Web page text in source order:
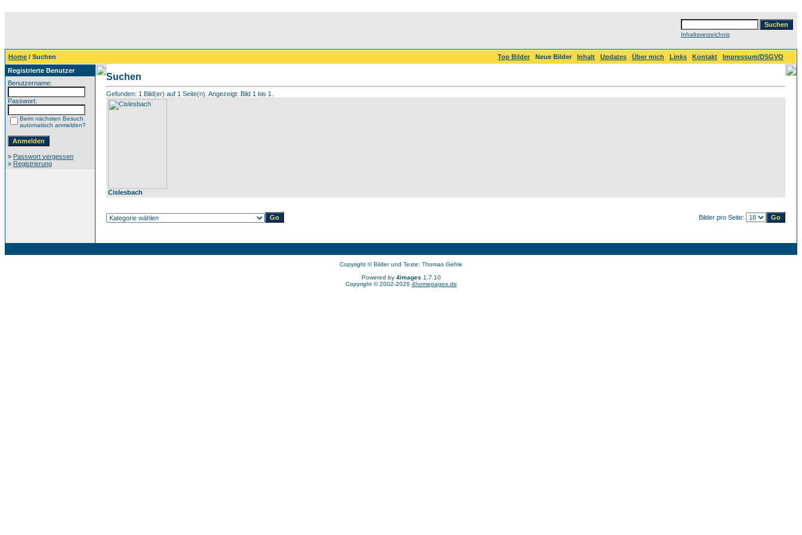
Inhaltsverzeichnis
Home / Suchen Top Bilder Neue Bilder Inhalt Updates Über mich Links Kontakt
Impressum/DSGVO
Registrierte Benutzer
Benutzername:
Passwort:
Beim nächsten Besuch
automatisch anmelden?
» Passwort vergessen
» Registrierung
Suchen
Gefunden: 1 Bild(er) auf 1 Seite(n). Angezeigt: Bild 1 bis 1.
Cislesbach
Bilder pro Seite:
Copyright © Bilder und Texte: Thomas Gehle
Powered by 4images 1.7.10
Copyright © 2002-2026 4homepages.de